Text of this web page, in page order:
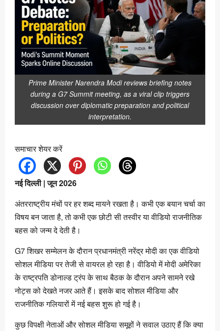
Prime Minister Narendra Modi reviews briefing notes
during a G7 Summit meeting, as a viral clip triggers
discussion over diplomatic preparation and political
interpretation.
समाचार शेयर करें
नई दिल्ली | जून 2026
अंतरराष्ट्रीय मंचों पर हर शब्द मायने रखता है। कभी एक बयान चर्चा का
विषय बन जाता है, तो कभी एक छोटी सी तस्वीर या वीडियो राजनीतिक
बहस को जन्म दे देती है।
G7 शिखर सम्मेलन के दौरान प्रधानमंत्री नरेंद्र मोदी का एक वीडियो
सोशल मीडिया पर तेजी से वायरल हो रहा है। वीडियो में मोदी अमेरिका
के राष्ट्रपति डोनाल्ड ट्रंप के साथ बैठक के दौरान अपने सामने रखे
नोट्स को देखते नजर आते हैं। इसके बाद सोशल मीडिया और
राजनीतिक गलियारों में नई बहस शुरू हो गई है।
कुछ विपक्षी नेताओं और सोशल मीडिया समूहों ने सवाल उठाए हैं कि क्या